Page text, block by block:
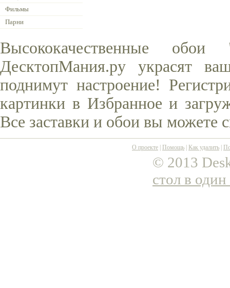
Фильмы
Парни
Высококачественные
ДесктопМания.ру украсят
поднимут настроение!
картинки в Избранное и
Все заставки и обои вы можете
О проекте Помощь Как удалить
© 2013
стол в